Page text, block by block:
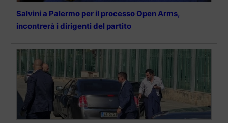
Salvini a Palermo per il processo Open Arms,
incontrerà i dirigenti del partito